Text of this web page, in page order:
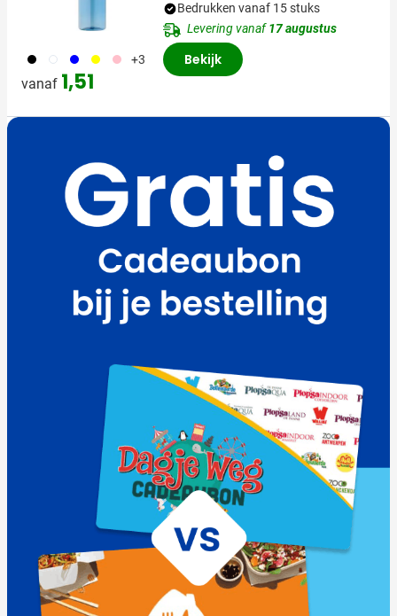
001 002 005 006 017 +3
vanaf 1,51
Bedrukken vanaf 15 stuks
Levering vanaf17 augustus
Bekijk